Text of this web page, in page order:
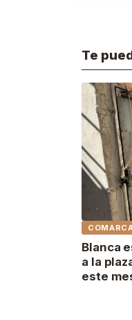
Te
Blanca
a la
este